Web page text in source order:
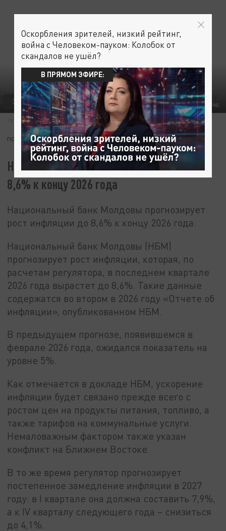
ФОТО: ЦАРЬГРАД
ЭКОНОМИКА
15 МАЯ 09:48
ПОДПИШИТЕСЬ:
НБМ: инфляция в Молдове вырастет до
8,6% к концу 2026 года
Национальный банк Молдовы прогнозирует
рост инфляции до 8,6% к концу 2026 года.
Национальный банк Молдовы (НБМ)
прогнозирует рост инфляции, которая, по
расчетам регулятора, в последнем квартале
2026 года вырастет до 8,6%. Такие данные
содержатся во втором в 2026 году «Отчете об
инфляции», опубликованном НБМ.
В предыдущем прогнозе, появившемся в
феврале 2026 года, ожидался показатель на
уровне 5%.
Как отмечается в докладе НБМ, ускорение
инфляции будет связано прежде всего с
ростом цен на продукты питания, топливо, а
также тарифов на коммунальные услуги.
Немаловажным фактором также указан
конфликт на Ближнем Востоке.
В то же время регулятор прогнозирует
постепенное замедление инфляции в 2027
году: в I квартале она должна составить 7,9%,
а к IV кварталу следующего года – снизиться
до 4,1%.
Оскорбления зрителей, низкий рейтинг,
война с Человеком-пауком: Колобок от
скандалов не ушёл?
В ПРЯМОМ ЭФИРЕ: